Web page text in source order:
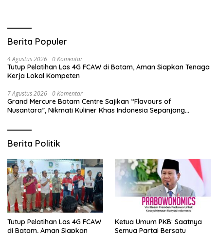
Berita Populer
4 Agustus 2026 0 Komentar
Tutup Pelatihan Las 4G FCAW di Batam, Aman Siapkan Tenaga
Kerja Lokal Kompeten
7 Agustus 2026 0 Komentar
Grand Mercure Batam Centre Sajikan “Flavours of
Nusantara”, Nikmati Kuliner Khas Indonesia Sepanjang
Berita Politik
Tutup Pelatihan Las 4G FCAW
di Batam, Aman Siapkan
Ketua Umum PKB: Saatnya
Semua Partai Bersatu